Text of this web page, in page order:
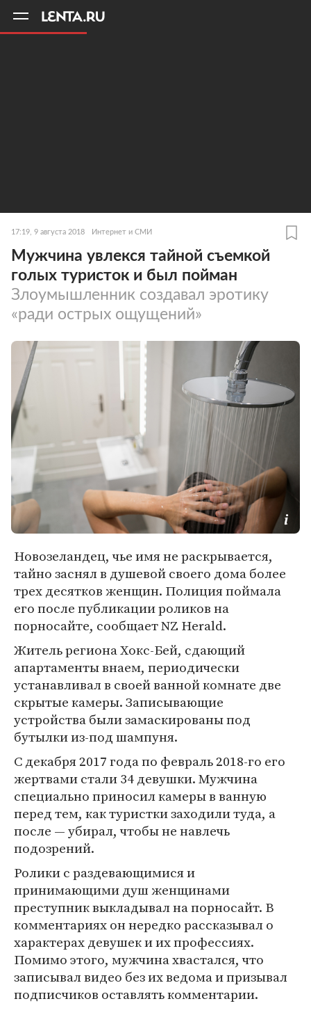
17:19, 9 августа 2018 Интернет и СМИ
Мужчина увлекся тайной съемкой
голых туристок и был пойман
Злоумышленник создавал эротику
«ради острых ощущений»
Новозеландец, чье имя не раскрывается,
тайно заснял в душевой своего дома более
трех десятков женщин. Полиция поймала
его после публикации роликов на
порносайте, сообщает NZ Herald.
Житель региона Хокс-Бей, сдающий
апартаменты внаем, периодически
устанавливал в своей ванной комнате две
скрытые камеры. Записывающие
устройства были замаскированы под
бутылки из-под шампуня.
С декабря 2017 года по февраль 2018-го его
жертвами стали 34 девушки. Мужчина
специально приносил камеры в ванную
перед тем, как туристки заходили туда, а
после — убирал, чтобы не навлечь
подозрений.
Ролики с раздевающимися и
принимающими душ женщинами
преступник выкладывал на порносайт. В
комментариях он нередко рассказывал о
характерах девушек и их профессиях.
Помимо этого, мужчина хвастался, что
записывал видео без их ведома и призывал
подписчиков оставлять комментарии.